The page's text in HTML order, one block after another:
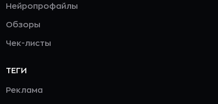
Нейропрофайлы
Обзоры
Чек-листы
ТЕГИ
Реклама